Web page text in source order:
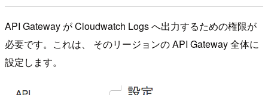
API Gateway が Cloudwatch Logs へ出力するための権限が
必要です。これは、 そのリージョンの API Gateway 全体に
設定します。